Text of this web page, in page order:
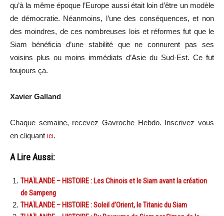
qu’à la même époque l’Europe aussi était loin d’être un modèle
de démocratie. Néanmoins, l’une des conséquences, et non
des moindres, de ces nombreuses lois et réformes fut que le
Siam bénéficia d’une stabilité que ne connurent pas ses
voisins plus ou moins immédiats d’Asie du Sud-Est. Ce fut
toujours ça.
Xavier Galland
Chaque semaine, recevez Gavroche Hebdo. Inscrivez vous
en cliquant ici.
A Lire Aussi:
THAÏLANDE – HISTOIRE : Les Chinois et le Siam avant la création
de Sampeng
THAÏLANDE – HISTOIRE : Soleil d’Orient, le Titanic du Siam